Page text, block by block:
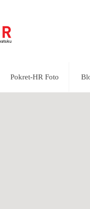
Pokret-HR Foto